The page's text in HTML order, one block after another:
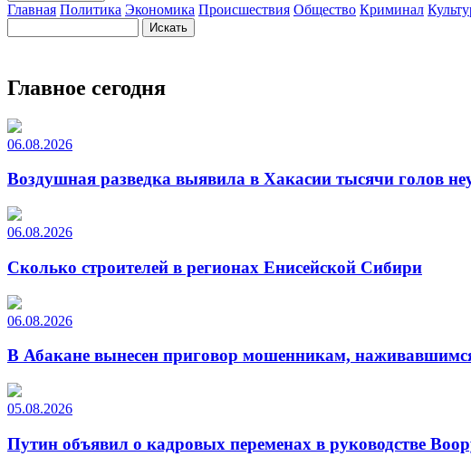
Главная Политика Экономика Происшествия Общество Криминал
Главное сегодня
06.08.2026
Воздушная разведка выявила в Хакасии тысячи голов
06.08.2026
Сколько строителей в регионах Енисейской Сибири
06.08.2026
В Абакане вынесен приговор мошенникам,
05.08.2026
Путин объявил о кадровых переменах в руководстве